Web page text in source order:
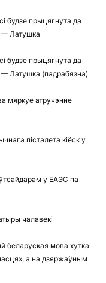
будзе прыцягнута да
— Латушка
будзе прыцягнута да
— Латушка (падрабязна)
мяркуе атручэнне
пісталета кіёск у
у ЕАЭС па
чалавекі
беларуская мова хутка
а на дзяржаўным